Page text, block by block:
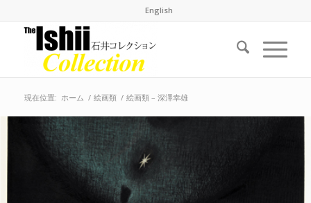
English
現在位置: ホーム / 絵画類 / 絵画類 – 深澤幸雄